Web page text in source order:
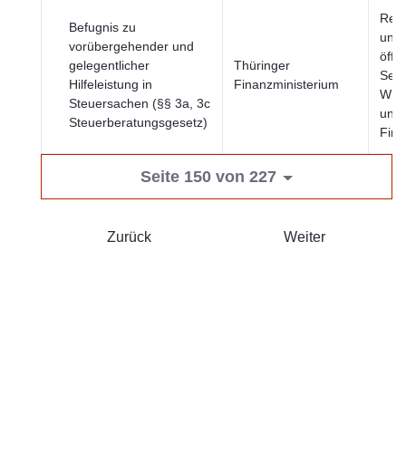
Befugnis zu
vorübergehender und
gelegentlicher
Hilfeleistung in
Steuersachen (§§ 3a, 3c
Steuerberatungsgesetz)
Thüringer
Finanzministerium
und
und
Seite 150 von 227
Zurück Weiter